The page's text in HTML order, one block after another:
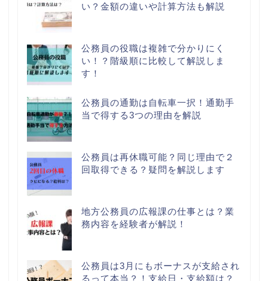
い？金額の違いや計算方法も解説
公務員の役職は複雑で分かりにく
い！？階級順に比較して解説しま
す！
公務員の通勤は自転車一択！通勤手
当で得する3つの理由を解説
公務員は再休職可能？同じ理由で２
回取得できる？疑問を解説します
地方公務員の広報課の仕事とは？業
務内容を経験者が解説！
公務員は3月にもボーナスが支給され
るって本当？！支給日・支給額は？